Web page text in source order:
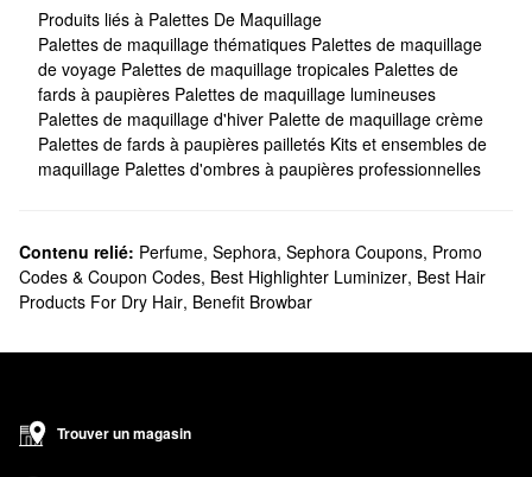
Produits liés à Palettes De Maquillage
Palettes de maquillage thématiques Palettes de maquillage
de voyage Palettes de maquillage tropicales Palettes de
fards à paupières Palettes de maquillage lumineuses
Palettes de maquillage d'hiver Palette de maquillage crème
Palettes de fards à paupières pailletés Kits et ensembles de
maquillage Palettes d'ombres à paupières professionnelles
Contenu relié: Perfume, Sephora, Sephora Coupons, Promo
Codes & Coupon Codes, Best Highlighter Luminizer, Best Hair
Products For Dry Hair, Benefit Browbar
Trouver un magasin